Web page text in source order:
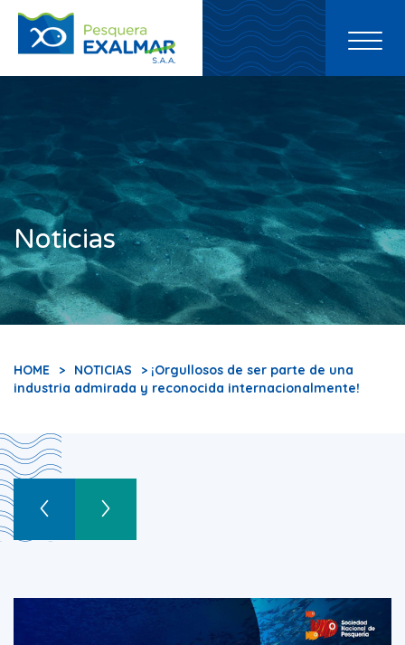
Toggle
Noticias
HOME > NOTICIAS
> ¡Orgullosos de ser parte de una
industria admirada y reconocida internacionalmente!